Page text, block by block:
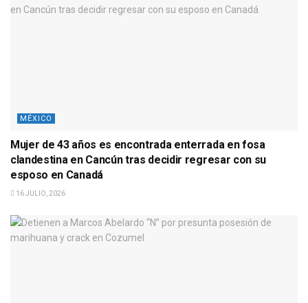
MÉXICO
Mujer de 43 años es encontrada enterrada en fosa
clandestina en Cancún tras decidir regresar con su
esposo en Canadá
16 JULIO, 2026